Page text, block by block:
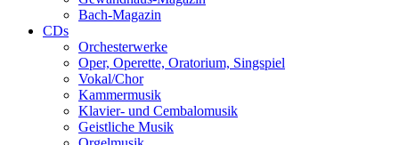
Bach-Magazin
CDs
Orchesterwerke
Oper, Operette, Oratorium, Singspiel
Vokal/Chor
Kammermusik
Klavier- und Cembalomusik
Geistliche Musik